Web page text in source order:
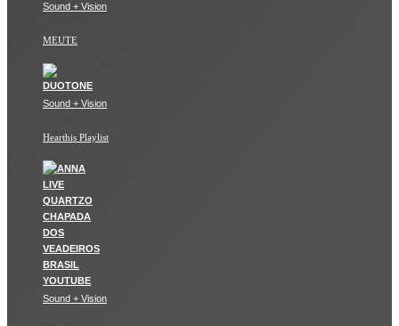
Sound + Vision
MEUTE
Sound + Vision
Hearthis Playlist
Sound + Vision